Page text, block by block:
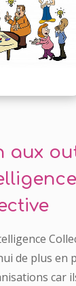
aux
de plus en
car